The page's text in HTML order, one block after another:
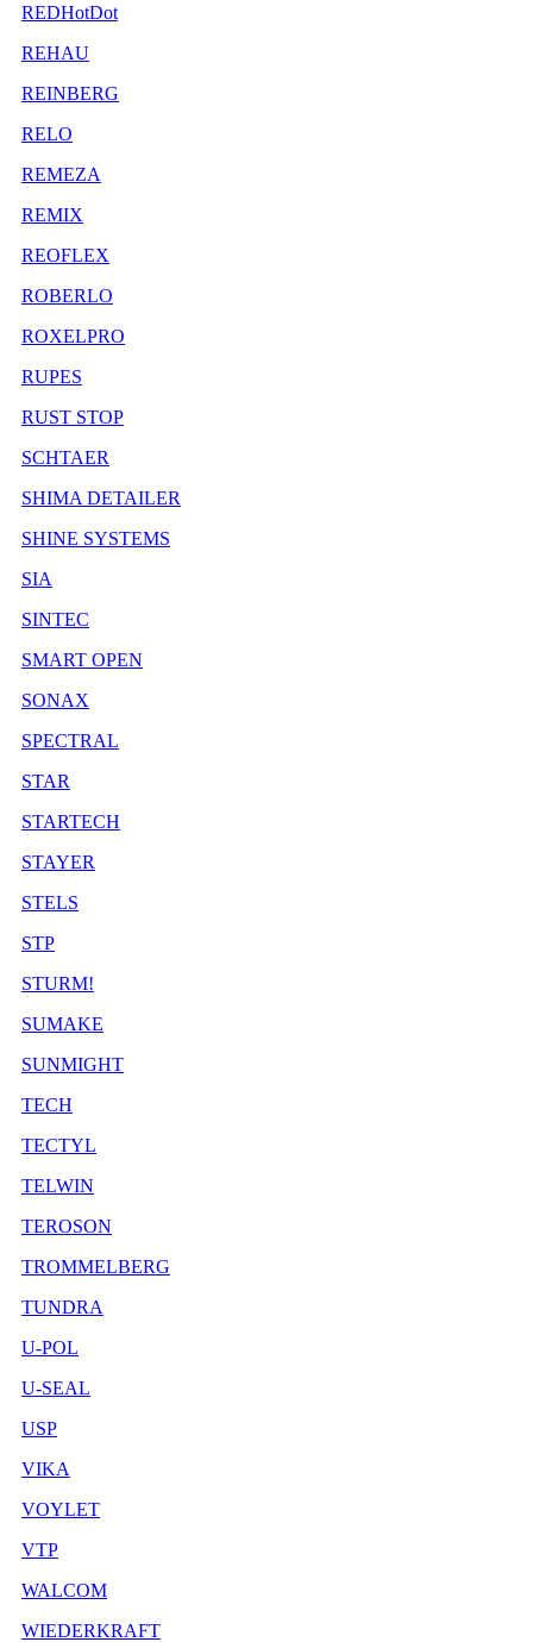
REDHotDot
REHAU
REINBERG
RELO
REMEZA
REMIX
REOFLEX
ROBERLO
ROXELPRO
RUPES
RUST STOP
SCHTAER
SHIMA DETAILER
SHINE SYSTEMS
SIA
SINTEC
SMART OPEN
SONAX
SPECTRAL
STAR
STARTECH
STAYER
STELS
STP
STURM!
SUMAKE
SUNMIGHT
TECH
TECTYL
TELWIN
TEROSON
TROMMELBERG
TUNDRA
U-POL
U-SEAL
USP
VIKA
VOYLET
VTP
WALCOM
WIEDERKRAFT